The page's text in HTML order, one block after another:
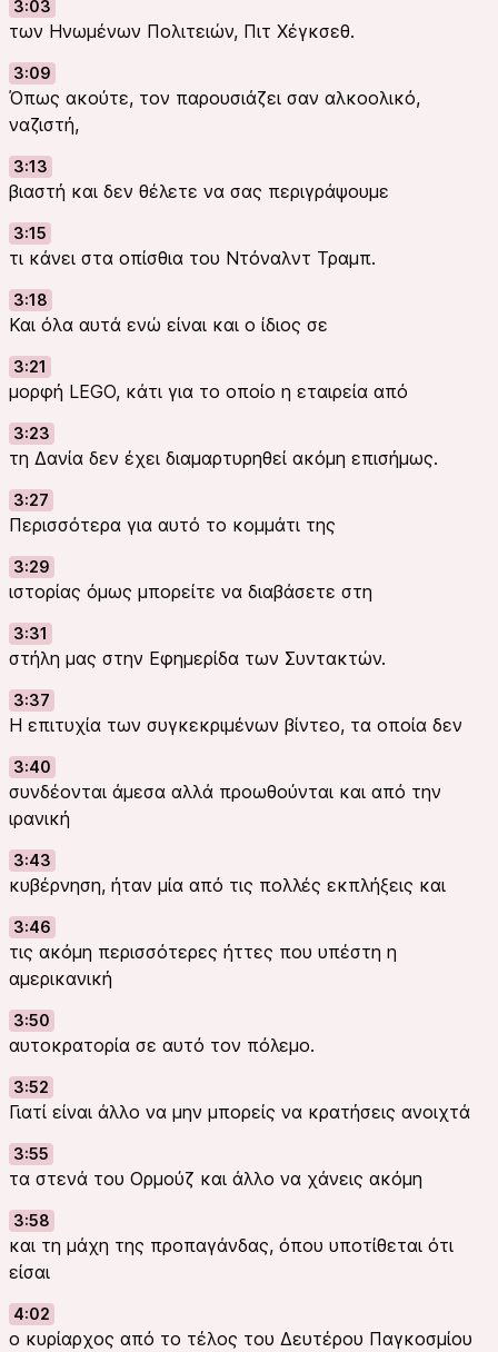
3:03
των Ηνωμένων Πολιτειών, Πιτ Χέγκσεθ.
3:09
Όπως ακούτε, τον παρουσιάζει σαν αλκοολικό,
ναζιστή,
3:13
βιαστή και δεν θέλετε να σας περιγράψουμε
3:15
τι κάνει στα οπίσθια του Ντόναλντ Τραμπ.
3:18
Και όλα αυτά ενώ είναι και ο ίδιος σε
3:21
μορφή LEGO, κάτι για το οποίο η εταιρεία από
3:23
τη Δανία δεν έχει διαμαρτυρηθεί ακόμη επισήμως.
3:27
Περισσότερα για αυτό το κομμάτι της
3:29
ιστορίας όμως μπορείτε να διαβάσετε στη
3:31
στήλη μας στην Εφημερίδα των Συντακτών.
3:37
Η επιτυχία των συγκεκριμένων βίντεο, τα οποία δεν
3:40
συνδέονται άμεσα αλλά προωθούνται και από την
ιρανική
3:43
κυβέρνηση, ήταν μία από τις πολλές εκπλήξεις και
3:46
τις ακόμη περισσότερες ήττες που υπέστη η
αμερικανική
3:50
αυτοκρατορία σε αυτό τον πόλεμο.
3:52
Γιατί είναι άλλο να μην μπορείς να κρατήσεις ανοιχτά
3:55
τα στενά του Ορμούζ και άλλο να χάνεις ακόμη
3:58
και τη μάχη της προπαγάνδας, όπου υποτίθεται ότι
είσαι
4:02
ο κυρίαρχος από το τέλος του Δευτέρου Παγκοσμίου